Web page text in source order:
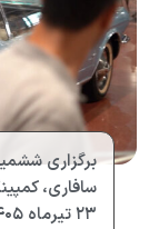
برگزاری
سافاری،
۲۳ تیرماه ۱۴۰۵